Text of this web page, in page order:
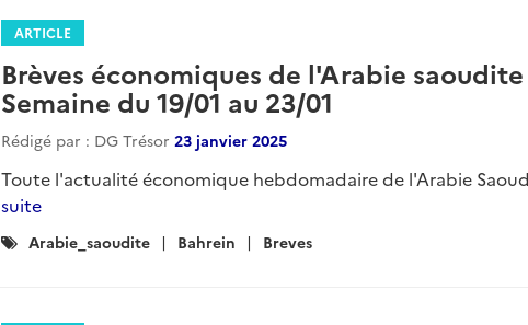
ARTICLE
Brèves économiques de l'Arabie
Semaine du 19/01 au 23/01
Rédigé par : DG Trésor 23 janvier 2025
Toute l'actualité économique hebdomadaire de l'Arabie
suite
Catégories
Arabie_saoudite Bahrein Breves